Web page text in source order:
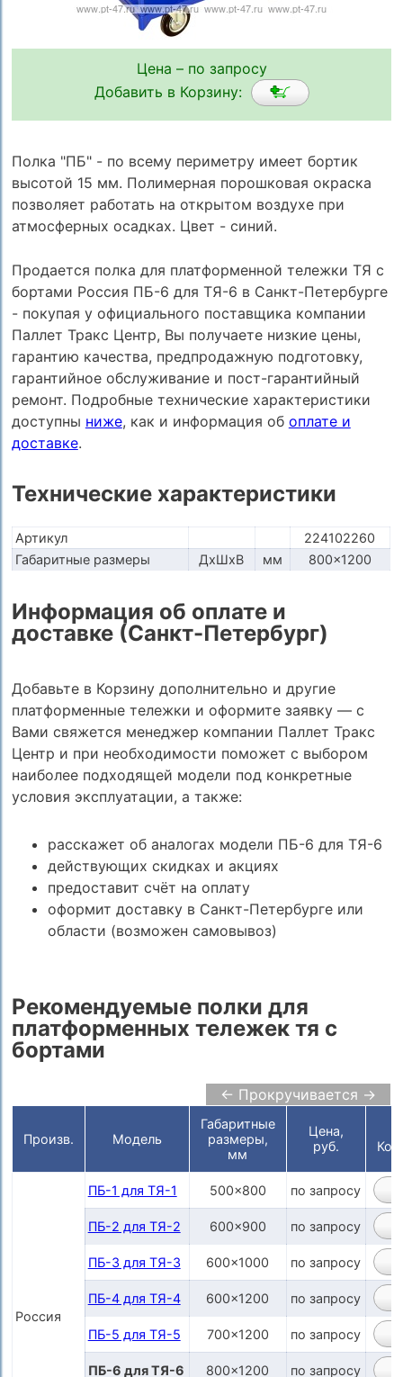
Цена – по запросу
Добавить в Корзину:
Полка "ПБ" - по всему периметру имеет бортик
высотой 15 мм. Полимерная порошковая окраска
позволяет работать на открытом воздухе при
атмосферных осадках. Цвет - синий.
Продается полка для платформенной тележки ТЯ с
бортами Россия ПБ-6 для ТЯ-6 в Санкт-Петербурге
- покупая у официального поставщика компании
Паллет Тракс Центр, Вы получаете низкие цены,
гарантию качества, предпродажную подготовку,
гарантийное обслуживание и пост-гарантийный
ремонт. Подробные технические характеристики
доступны ниже, как и информация об оплате и
доставке.
Технические характеристики
Артикул
224102260
Габаритные размеры
ДхШхВ мм 800x1200
Информация об оплате и
доставке (Санкт-Петербург)
Добавьте в Корзину дополнительно и другие
платформенные тележки и оформите заявку — с
Вами свяжется менеджер компании Паллет Тракс
Центр и при необходимости поможет с выбором
наиболее подходящей модели под конкретные
условия эксплуатации, а также:
расскажет об аналогах модели ПБ-6 для ТЯ-6
действующих скидках и акциях
предоставит счёт на оплату
оформит доставку в Санкт-Петербурге или
области (возможен самовывоз)
Рекомендуемые полки для
платформенных тележек тя с
бортами
← Прокручивается →
Произв. Модель
Габаритные
размеры,
мм
Цена,
руб.
Россия
ПБ-1 для ТЯ-1 500x800 по запросу
ПБ-2 для ТЯ-2 600x900 по запросу
ПБ-3 для ТЯ-3 600x1000 по запросу
ПБ-4 для ТЯ-4 600x1200 по запросу
ПБ-5 для ТЯ-5 700x1200 по запросу
ПБ-6 для ТЯ-6 800x1200 по запросу